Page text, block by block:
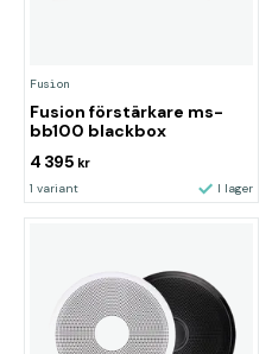
Fusion
Fusion förstärkare ms-
bb100 blackbox
4 395 kr
1 variant I lager